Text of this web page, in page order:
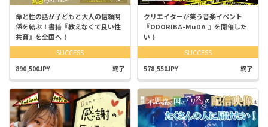
命と性の話が子どもと大人の信頼関
係を結ぶ！書籍『教えなくて良い性
共育』を全国へ！
SUCCESS
890,500JPY 終了
クリエイターが集う音楽イベント
『ODORIBA-MuDA 』を開催した
い！
SUCCESS
578,550JPY 終了